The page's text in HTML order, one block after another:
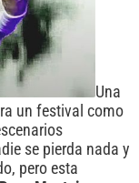
Una
un festival como
se pierda nada y
pero esta